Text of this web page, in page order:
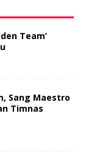
Team’
Sang Maestro
Timnas